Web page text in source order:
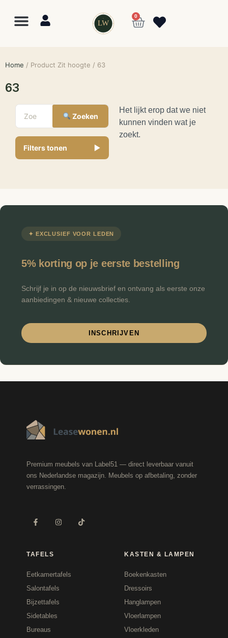
LW
0
Home / Product Zit hoogte / 63
63
Zoeken
Filters tonen ▼
Het lijkt erop dat we niet
kunnen vinden wat je
zoekt.
✦ EXCLUSIEF VOOR LEDEN
5% korting op je eerste bestelling
Schrijf je in op de nieuwsbrief en ontvang als eerste onze
aanbiedingen & nieuwe collecties.
INSCHRIJVEN
Premium meubels van Label51 — direct leverbaar vanuit
ons Nederlandse magazijn. Meubels op afbetaling, zonder
verrassingen.
TAFELS
Eetkamertafels
Salontafels
Bijzettafels
Sidetables
Bureaus
KASTEN & LAMPEN
Boekenkasten
Dressoirs
Hanglampen
Vloerlampen
Vloerkleden